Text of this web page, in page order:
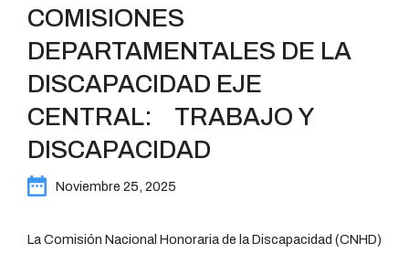
COMISIONES
DEPARTAMENTALES DE LA
DISCAPACIDAD EJE
CENTRAL: TRABAJO Y
DISCAPACIDAD
Noviembre 25, 2025
La Comisión Nacional Honoraria de la Discapacidad (CNHD)